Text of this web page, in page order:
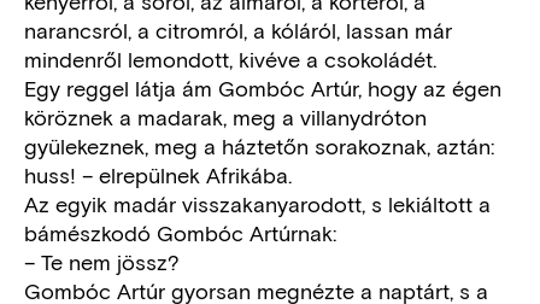
narancsról, a citromról, a kóláról, lassan már
mindenről lemondott, kivéve a csokoládét.
Egy reggel látja ám Gombóc Artúr, hogy az égen
köröznek a madarak, meg a villanydróton
gyülekeznek, meg a háztetőn sorakoznak, aztán:
huss! – elrepülnek Afrikába.
Az egyik madár visszakanyarodott, s lekiáltott a
bámészkodó Gombóc Artúrnak:
– Te nem jössz?
Gombóc Artúr gyorsan megnézte a naptárt, s a